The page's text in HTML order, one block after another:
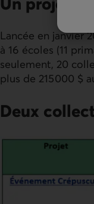
Lancée en janvier
à 16 écoles (11
seulement, 20
plus de 215 000 $
Deux